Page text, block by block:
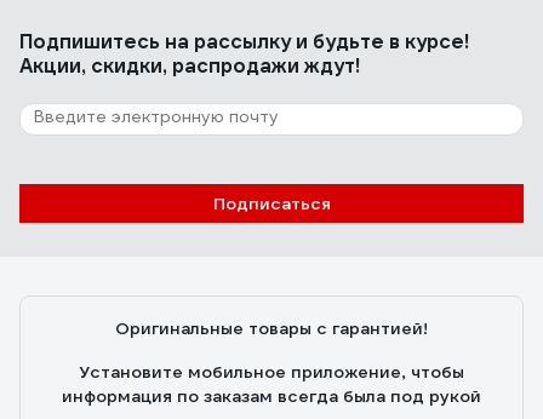
Подпишитесь на рассылкуи будьте в курсе!
Акции, скидки, распродажи ждут!
Подписаться
Оригинальные товары с гарантией!
Установите мобильное приложение, чтобы
информация по заказам всегда была под рукой